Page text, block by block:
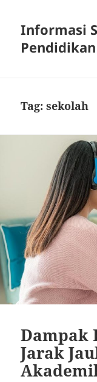
Informasi
Tag:sekolah
Dampak
Jarak